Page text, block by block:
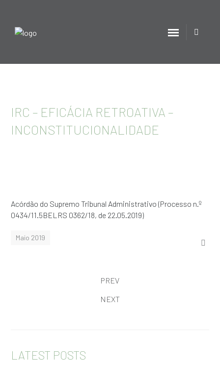
IRC – EFICÁCIA RETROATIVA –
INCONSTITUCIONALIDADE
Acórdão do Supremo Tribunal Administrativo (Processo n.º
0434/11.5BELRS 0362/18, de 22.05.2019)
Maio 2019
PREV
NEXT
LATEST POSTS